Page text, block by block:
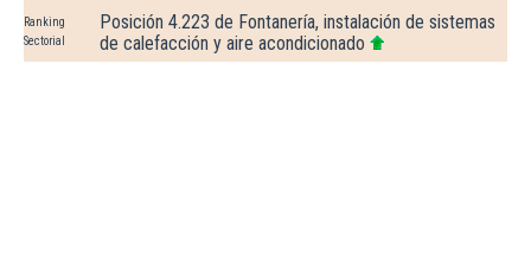
Ranking
Sectorial
Posición 4.223 de Fontanería, instalación de sistemas
de calefacción y aire acondicionado